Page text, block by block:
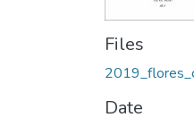
Files
Date